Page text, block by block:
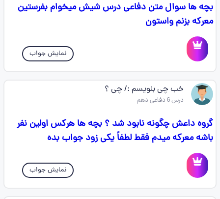
بچه ها سوال متن دفاعی درس شیش میخوام بفرستین
معرکه بزنم واستون
نمایش جواب
خب چی بنویسم :/ چی ؟
درس 6 دفاعی دهم
گروه داعش چگونه نابود شد ؟ بچه ها هرکس اولین نفر
باشه معرکه میدم فقط لطفاً یکی زود جواب بده
نمایش جواب